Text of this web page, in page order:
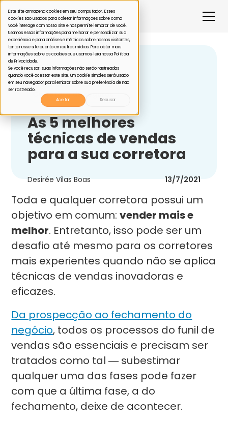
Este site armazena cookies em seu computador. Esses
cookies são usados para coletar informações sobre como
você interage com nosso site e nos permite lembrar de você.
Usamos essas informações para melhorar e personalizar sua
experiência e para análises e métricas sobre nossos visitantes,
tanto nesse site quanto em outras mídias. Para obter mais
informações sobre os cookies que usamos, leia nossa Política
de Privacidade.
Se você recusar, suas informações não serão rastreadas
quando você acessar este site. Um cookie simples será usado
em seu navegador para lembrar sobre sua preferência de não
ser rastreado.
Aceitar
Recusar
Voltar
Corretora de seguros
As 5 melhores
técnicas de vendas
para a sua corretora
Desirée Vilas Boas 13/7/2021
Toda e qualquer corretora possui um
objetivo em comum:vender mais e
melhor. Entretanto, isso pode ser um
desafio até mesmo para os corretores
mais experientes quando não se aplica
técnicas de vendas inovadoras e
eficazes.
Da prospecção ao fechamento do
negócio, todos os processos do funil de
vendas são essenciais e precisam ser
tratados como tal ― subestimar
qualquer uma das fases pode fazer
com que a última fase, a do
fechamento, deixe de acontecer.